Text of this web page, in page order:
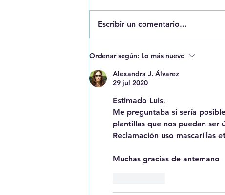
Erase una vez que se era...
los menas
Escribir un comentario...
Ordenar según: Lo más nuevo
Alexandra J. Álvarez
29 jul 2020
Estimado Luis,
Me preguntaba si sería
plantillas que nos puedan ser
Reclamación uso mascarillas
Muchas gracias de antemano